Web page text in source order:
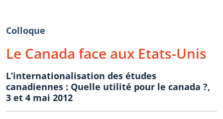
Colloque
Le Canada face aux Etats-Unis
L’internationalisation des études
canadiennes : Quelle utilité pour le canada ?,
3 et 4 mai 2012